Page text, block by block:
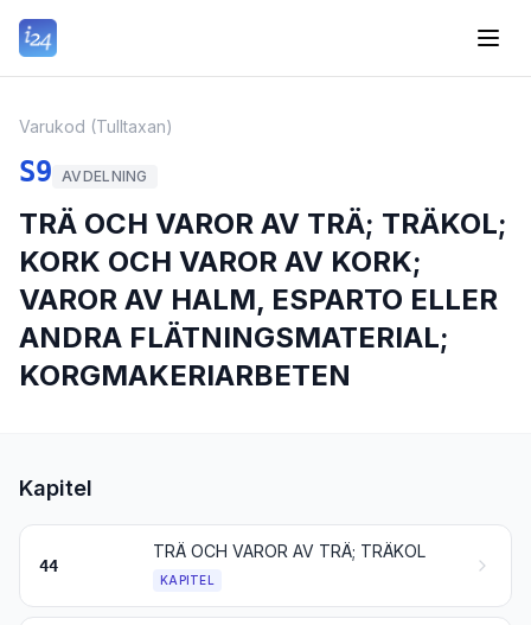
Varukod (Tulltaxan)
S9 AVDELNING
TRÄ OCH VAROR AV TRÄ; TRÄKOL;
KORK OCH VAROR AV KORK;
VAROR AV HALM, ESPARTO ELLER
ANDRA FLÄTNINGSMATERIAL;
KORGMAKERIARBETEN
Kapitel
44
TRÄ OCH VAROR AV TRÄ; TRÄKOL
KAPITEL